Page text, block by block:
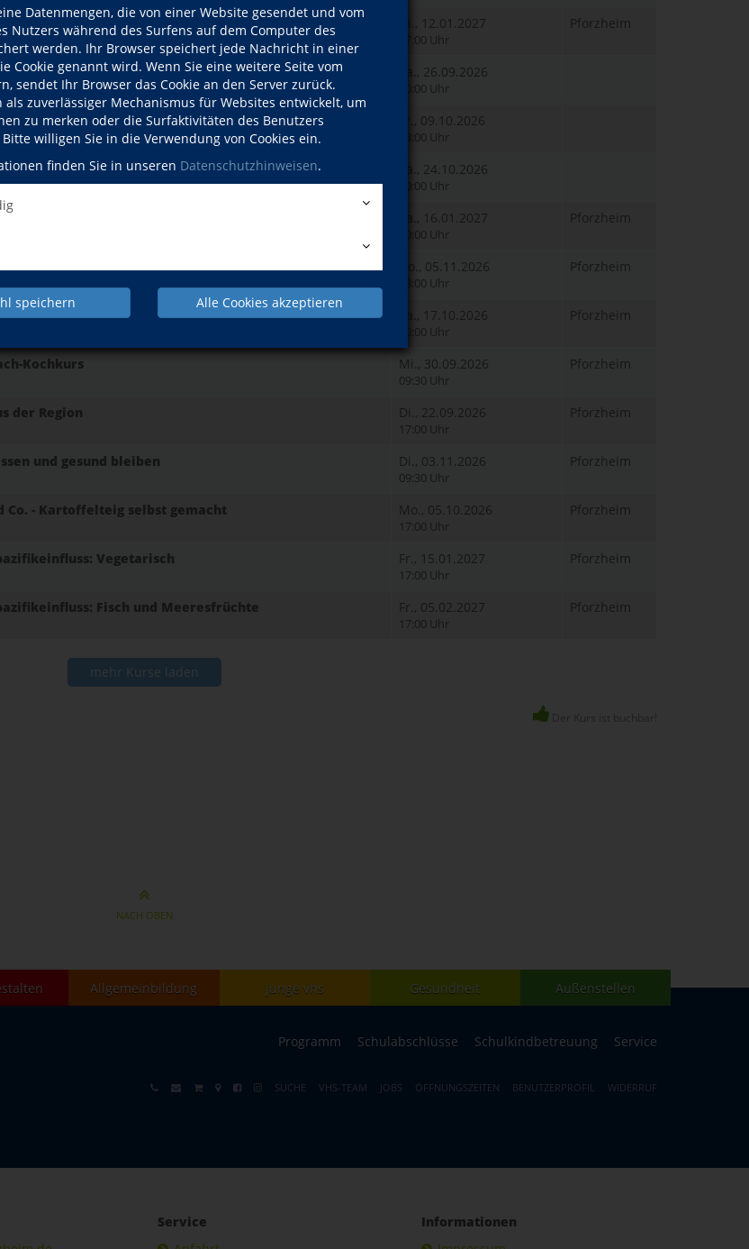
Datenmengen, die von einer Website gesendet und vom
Nutzers während des Surfens auf dem Computer des
werden. Ihr Browser speichert jede Nachricht in einer
Cookie genannt wird. Wenn Sie eine weitere Seite vom
sendet Ihr Browser das Cookie an den Server zurück.
als zuverlässiger Mechanismus für Websites entwickelt, um
zu merken oder die Surfaktivitäten des Benutzers
willigen Sie in die Verwendung von Cookies ein.
finden Sie in unseren Datenschutzhinweisen.
speichern Alle Cookies akzeptieren
Einführungskurs Di., 12.01.2027
17:00 Uhr
Pforzheim
mit anschließender Korbkontrolle Sa., 26.09.2026
10:00 Uhr
mit anschließender Korbkontrolle Fr., 09.10.2026
13:00 Uhr
mit anschließender Korbkontrolle Sa., 24.10.2026
10:00 Uhr
Sa., 16.01.2027
10:00 Uhr
Pforzheim
Ursache vieler Beschwerden Do., 05.11.2026
18:00 Uhr
Pforzheim
Sa., 17.10.2026
10:00 Uhr
Pforzheim
Kochkurs Mi., 30.09.2026
09:30 Uhr
Pforzheim
der Region Di., 22.09.2026
17:00 Uhr
Pforzheim
und gesund bleiben Di., 03.11.2026
09:30 Uhr
Pforzheim
Co. - Kartoffelteig selbst gemacht Mo., 05.10.2026
17:00 Uhr
Pforzheim
Vegetarisch Fr., 15.01.2027
17:00 Uhr
Pforzheim
Fisch und Meeresfrüchte Fr., 05.02.2027
17:00 Uhr
Pforzheim
mehr Kurse laden
NACH OBEN
Allgemeinbildung junge vhs Gesundheit Außenstellen
Programm Schulabschlüsse Schulkindbetreuung Service
SUCHE VHS-TEAM JOBS ÖFFNUNGSZEITEN BENUTZERPROFIL WIDERRUF
Service
Informationen